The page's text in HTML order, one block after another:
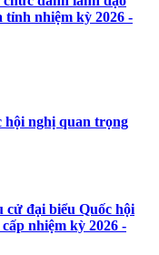
tỉnh nhiệm kỳ 2026 -
hội nghị quan trọng
cử đại biểu Quốc hội
nhiệm kỳ 2026 -